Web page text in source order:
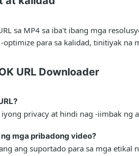
sa MP4 sa iba't ibang mga
para sa kalidad, tinitiyak na
URL Downloader
privacy at hindi nag -iimbak ng
mga pribadong video?
ang suportado para sa mga etikal